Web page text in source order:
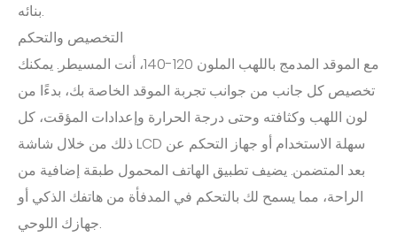
بنائه.
التخصيص والتحكم
مع الموقد المدمج باللهب الملون 120-140، أنت المسيطر. يمكنك
تخصيص كل جانب من جوانب تجربة الموقد الخاصة بك، بدءًا من
لون اللهب وكثافته وحتى درجة الحرارة وإعدادات المؤقت، كل
ذلك من خلال شاشة LCD سهلة الاستخدام أو جهاز التحكم عن
بعد المتضمن. يضيف تطبيق الهاتف المحمول طبقة إضافية من
الراحة، مما يسمح لك بالتحكم في المدفأة من هاتفك الذكي أو
جهازك اللوحي.